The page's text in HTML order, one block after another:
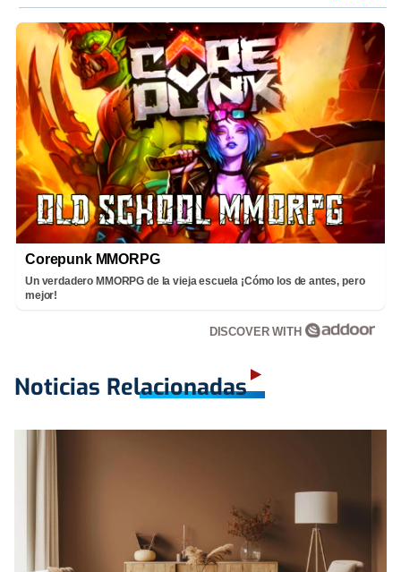
Corepunk MMORPG
Un verdadero MMORPG de la vieja escuela ¡Cómo los de antes, pero
mejor!
DISCOVER WITH
Noticias Relacionadas